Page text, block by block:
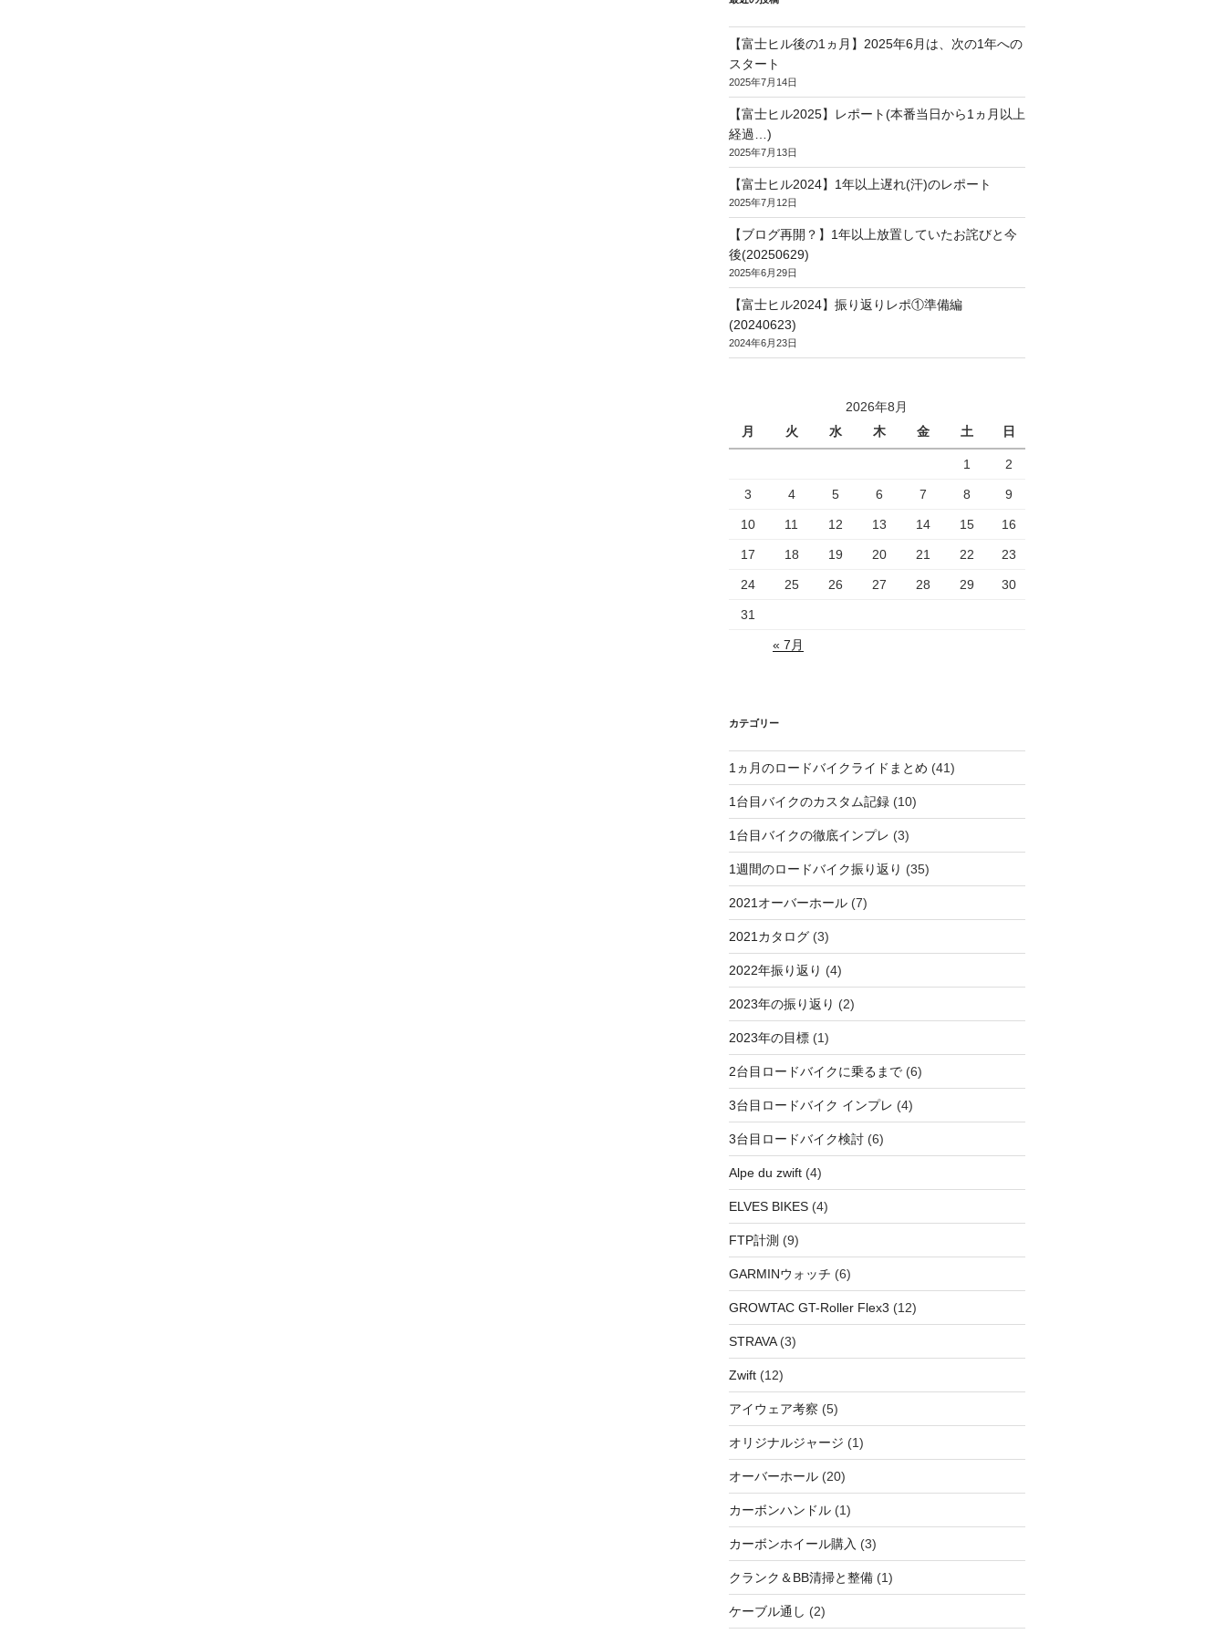
【富士ヒル後の1ヵ月】2025年6月は、次の1年への
スタート
2025年7月14日
【富士ヒル2025】レポート(本番当日から1ヵ月以上
経過…)
2025年7月13日
【富士ヒル2024】1年以上遅れ(汗)のレポート
2025年7月12日
【ブログ再開？】1年以上放置していたお詫びと今
後(20250629)
2025年6月29日
【富士ヒル2024】振り返りレポ①準備編
(20240623)
2024年6月23日
2026年8月
月
火 水 木 金 土 日
1 2
3 4 5 6 7 8 9
10 11 12 13 14 15 16
17 18 19 20 21 22 23
24 25 26 27 28 29 30
31
« 7月
カテゴリー
1ヵ月のロードバイクライドまとめ (41)
1台目バイクのカスタム記録(10)
1台目バイクの徹底インプレ (3)
1週間のロードバイク振り返り (35)
2021オーバーホール(7)
2021カタログ(3)
2022年振り返り (4)
2023年の振り返り (2)
2023年の目標(1)
2台目ロードバイクに乗るまで(6)
3台目ロードバイク インプレ (4)
3台目ロードバイク検討(6)
Alpe du zwift(4)
ELVES BIKES(4)
FTP計測 (9)
GARMINウォッチ (6)
GROWTAC GT-Roller Flex3 (12)
STRAVA(3)
Zwift(12)
アイウェア考察 (5)
オリジナルジャージ (1)
オーバーホール(20)
カーボンハンドル(1)
カーボンホイール購入 (3)
クランク＆BB清掃と整備(1)
ケーブル通し (2)